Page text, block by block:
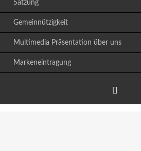
Satzung
Gemeinnützigkeit
Multimedia Präsentation über uns
Markeneintragung